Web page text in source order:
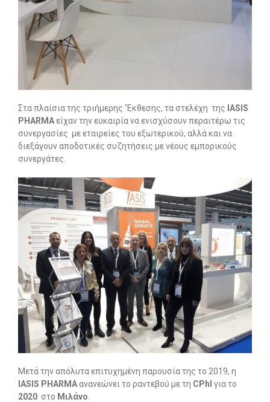
Στα πλαίσια της τριήμερης ‘Έκθεσης, τα στελέχη της IASIS
PHARMA είχαν την ευκαιρία να ενισχύσουν περαιτέρω τις
συνεργασίες με εταιρείες του εξωτερικού, αλλά και να
διεξάγουν αποδοτικές συζητήσεις με νέους εμπορικούς
συνεργάτες.
Μετά την απόλυτα επιτυχημένη παρουσία της το 2019, η
IASIS PHARMAανανεώνει το ραντεβού με τη CPhI για το
2020 στο Μιλάνο